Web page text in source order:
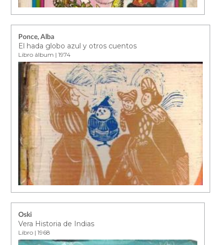
Ponce, Alba
El hada globo azul y otros cuentos
Libro álbum | 1974
Oski
Vera Historia de Indias
Libro | 1968